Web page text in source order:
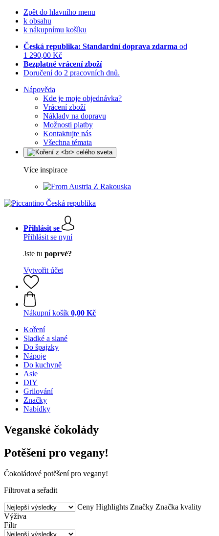
Zpět do hlavního menu
k obsahu
k nákupnímu košíku
Česká republika: Standardní doprava zdarma od
1 290,00 Kč
Bezplatné vrácení zboží
Doručení do 2 pracovních dnů.
Nápověda
Kde je moje objednávka?
Vrácení zboží
Náklady na dopravu
Možnosti platby
Kontaktujte nás
Všechna témata
Více inspirace
Z Rakouska
Přihlásit se
Přihlásit se nyní
Jste tu poprvé?
Vytvořit účet
Nákupní košík 0,00 Kč
Koření
Sladké a slané
Do špajzky
Nápoje
Do kuchyně
Asie
DIY
Grilování
Značky
Nabídky
Veganské čokolády
Potěšení pro vegany!
Čokoládové potěšení pro vegany!
Filtrovat a seřadit
Ceny Highlights Značky Značka kvality
Výživa
Filtr